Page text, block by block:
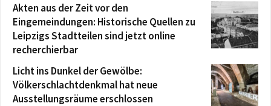
Akten aus der Zeit vor den
Eingemeindungen: Historische Quellen zu
Leipzigs Stadtteilen sind jetzt online
recherchierbar
Licht ins Dunkel der Gewölbe:
Völkerschlachtdenkmal hat neue
Ausstellungsräume erschlossen